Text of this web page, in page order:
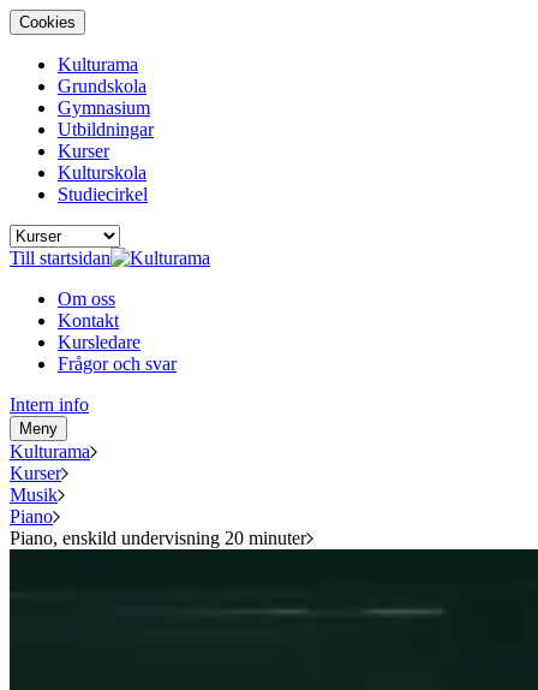
Cookies
Kulturama
Grundskola
Gymnasium
Utbildningar
Kurser
Kulturskola
Studiecirkel
Till startsidan
Om oss
Kontakt
Kursledare
Frågor och svar
Intern info
Meny
Kulturama
Kurser
Musik
Piano
Piano, enskild undervisning 20 minuter